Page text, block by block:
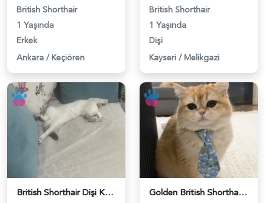
British Shorthair
1 Yaşında
Erkek
Ankara / Keçiören
British Shorthair
1 Yaşında
Dişi
Kayseri / Melikgazi
British Shorthair Dişi Kedim Eş Arıyor - 118984618 Golden British Shorthair 1 Yaşında Eş Arıyor - 118984604